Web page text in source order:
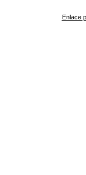
Enlace